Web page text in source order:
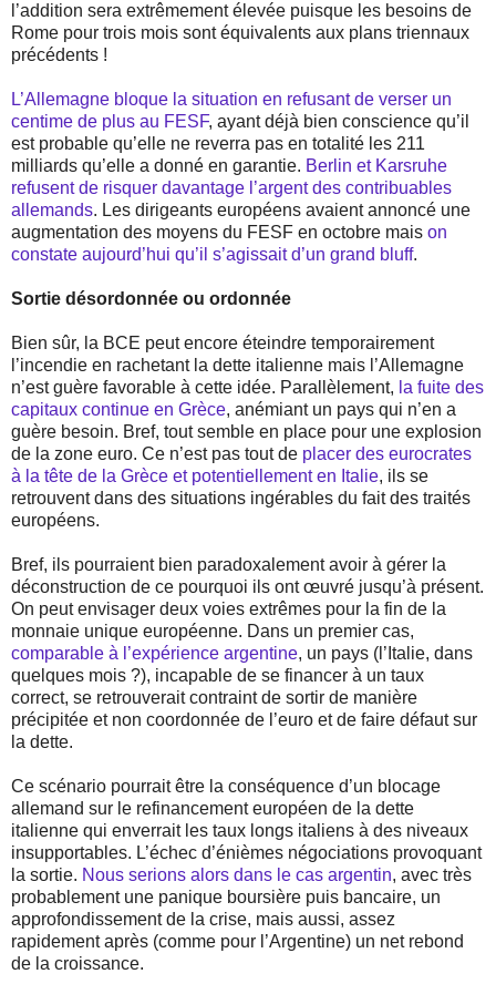
l’addition sera extrêmement élevée puisque les besoins de
Rome pour trois mois sont équivalents aux plans triennaux
précédents !
L’Allemagne bloque la situation en refusant de verser un
centime de plus au FESF, ayant déjà bien conscience qu’il
est probable qu’elle ne reverra pas en totalité les 211
milliards qu’elle a donné en garantie. Berlin et Karsruhe
refusent de risquer davantage l’argent des contribuables
allemands. Les dirigeants européens avaient annoncé une
augmentation des moyens du FESF en octobre mais on
constate aujourd’hui qu’il s’agissait d’un grand bluff.
Sortie désordonnée ou ordonnée
Bien sûr, la BCE peut encore éteindre temporairement
l’incendie en rachetant la dette italienne mais l’Allemagne
n’est guère favorable à cette idée. Parallèlement, la fuite des
capitaux continue en Grèce, anémiant un pays qui n’en a
guère besoin. Bref, tout semble en place pour une explosion
de la zone euro. Ce n’est pas tout de placer des eurocrates
à la tête de la Grèce et potentiellement en Italie, ils se
retrouvent dans des situations ingérables du fait des traités
européens.
Bref, ils pourraient bien paradoxalement avoir à gérer la
déconstruction de ce pourquoi ils ont œuvré jusqu’à présent.
On peut envisager deux voies extrêmes pour la fin de la
monnaie unique européenne. Dans un premier cas,
comparable à l’expérience argentine, un pays (l’Italie, dans
quelques mois ?), incapable de se financer à un taux
correct, se retrouverait contraint de sortir de manière
précipitée et non coordonnée de l’euro et de faire défaut sur
la dette.
Ce scénario pourrait être la conséquence d’un blocage
allemand sur le refinancement européen de la dette
italienne qui enverrait les taux longs italiens à des niveaux
insupportables. L’échec d’énièmes négociations provoquant
la sortie. Nous serions alors dans le cas argentin, avec très
probablement une panique boursière puis bancaire, un
approfondissement de la crise, mais aussi, assez
rapidement après (comme pour l’Argentine) un net rebond
de la croissance.